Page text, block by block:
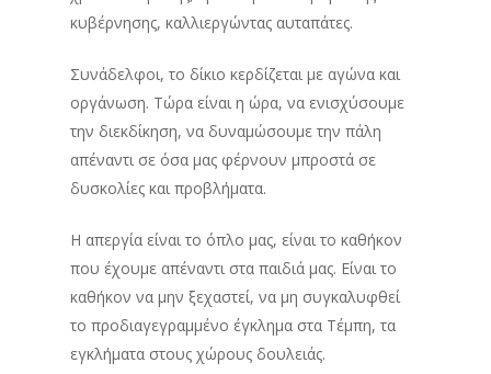
κυβέρνησης, καλλιεργώντας αυταπάτες.
Συνάδελφοι, το δίκιο κερδίζεται με αγώνα και
οργάνωση. Τώρα είναι η ώρα, να ενισχύσουμε
την διεκδίκηση, να δυναμώσουμε την πάλη
απέναντι σε όσα μας φέρνουν μπροστά σε
δυσκολίες και προβλήματα.
Η απεργία είναι το όπλο μας, είναι το καθήκον
που έχουμε απέναντι στα παιδιά μας. Είναι το
καθήκον να μην ξεχαστεί, να μη συγκαλυφθεί
το προδιαγεγραμμένο έγκλημα στα Τέμπη, τα
εγκλήματα στους χώρους δουλειάς.